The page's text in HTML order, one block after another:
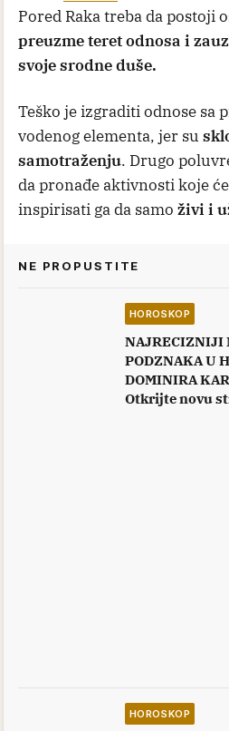
Pored Raka treba da postoji
preuzme teret odnosa i
svoje srodne duše.
Teško je izgraditi odnose sa
vodenog elementa, jer su
samotraženju. Drugo
da pronađe aktivnosti koje
inspirisati ga da samo živi i
NE PROPUSTITE
HOROSKOP
NAJRECIZNIJI
PODZNAKA U
DOMINIRA
Otkrijte novu
HOROSKOP